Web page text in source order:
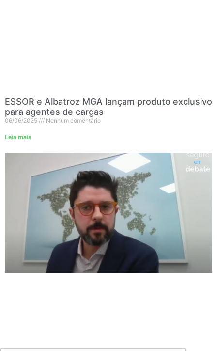
ESSOR e Albatroz MGA lançam produto exclusivo
para agentes de cargas
06/06/2025 Nenhum comentário
Leia mais